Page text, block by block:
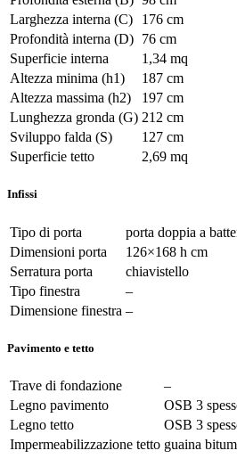
Larghezza interna (C)
176 cm
Profondità interna (D) 76 cm
Superficie interna
1,34 mq
Altezza minima (h1)
187 cm
Altezza massima (h2)
197 cm
Lunghezza gronda (G) 212 cm
Sviluppo falda (S)
127 cm
Superficie tetto
2,69 mq
Infissi
Tipo di porta
porta doppia a
Dimensioni porta
126×168 h cm
Serratura porta
chiavistello
Tipo finestra
–
Dimensione finestra –
Pavimento e tetto
Trave di fondazione
–
Legno pavimento
OSB 3
Legno tetto
OSB 3
Impermeabilizzazione tetto guaina